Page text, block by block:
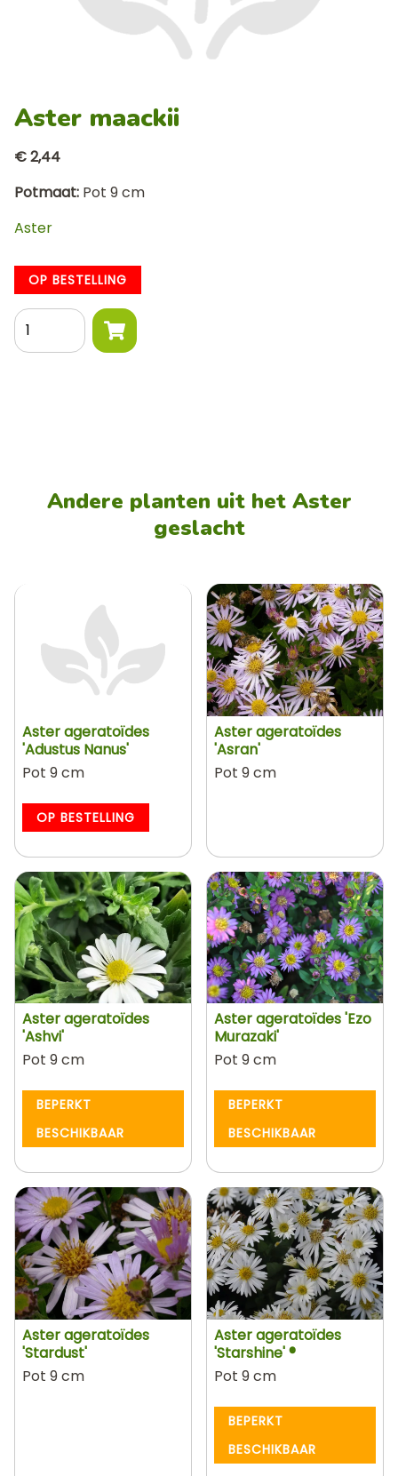
Aster maackii
€ 2,44
Potmaat Pot 9 cm
Aster
OP BESTELLING
Aantal
Andere planten uit het Aster
geslacht
Aster ageratoïdes
'Adustus Nanus'
Pot 9 cm
OP BESTELLING
Aster ageratoïdes
'Asran'
Pot 9 cm
Aster ageratoïdes
'Ashvi'
Pot 9 cm
BEPERKT
BESCHIKBAAR
Aster ageratoïdes 'Ezo
Murazaki'
Pot 9 cm
BEPERKT
BESCHIKBAAR
Aster ageratoïdes
'Stardust'
Pot 9 cm
Aster ageratoïdes
'Starshine' ®
Pot 9 cm
BEPERKT
BESCHIKBAAR